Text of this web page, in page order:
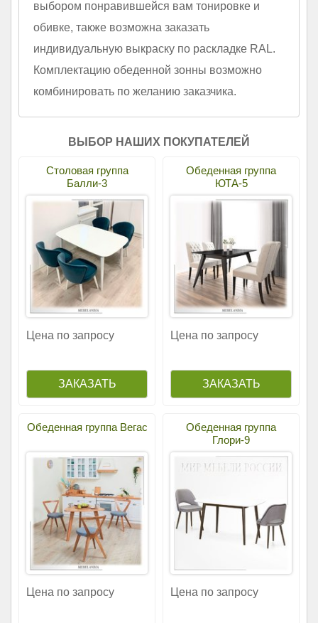
выбором понравившейся вам тонировке и
обивке, также возможна заказать
индивидуальную выкраску по раскладке RAL.
Комплектацию обеденной зонны возможно
комбинировать по желанию заказчика.
ВЫБОР НАШИХ ПОКУПАТЕЛЕЙ
Столовая группа
Балли-3
Цена по запросу
Обеденная группа
ЮТА-5
Цена по запросу
Обеденная группа Вегас
Цена по запросу
Обеденная группа
Глори-9
Цена по запросу